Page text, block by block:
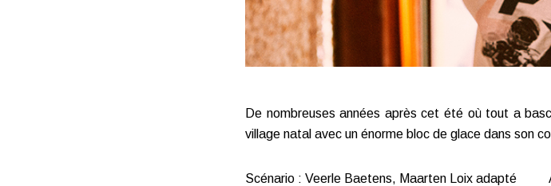
De nombreuses années après cet été où tout a
village natal avec un énorme bloc de glace dans son
Scénario : Veerle Baetens, Maarten Loix adapté